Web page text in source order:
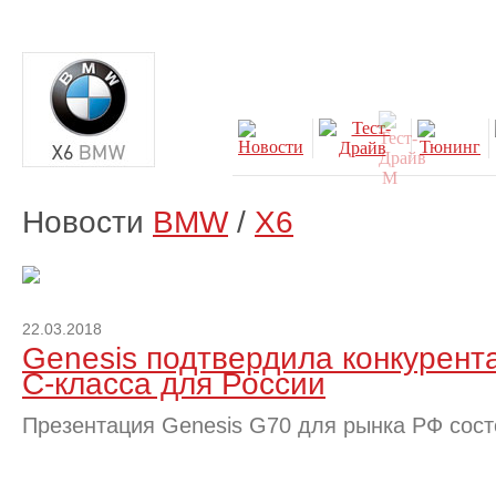
Новости BMW/ X6
22.03.2018
Genesis подтвердила
C-класса для России
Презентация Genesis G70 для рынка РФ